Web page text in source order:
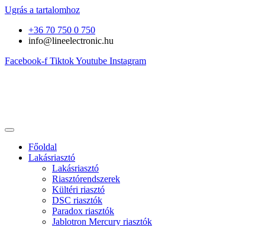
Ugrás a tartalomhoz
+36 70 750 0 750
info@lineelectronic.hu
Facebook-f TiktokYoutube Instagram
Főoldal
Lakásriasztó
Lakásriasztó
Riasztórendszerek
Kültéri riasztó
DSC riasztók
Paradox riasztók
Jablotron Mercury riasztók